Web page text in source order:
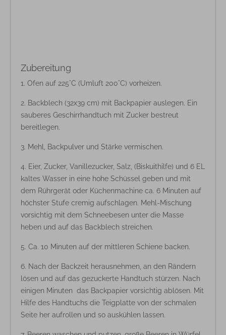
Zubereitung
Ofen auf 225°C (Umluft 200°C) vorheizen.
Backblech (32x39 cm) mit Backpapier auslegen. Ein
sauberes Geschirrhandtuch mit Zucker bestreut
bereitlegen.
Mehl, Backpulver und Stärke vermischen.
Eier, Zucker, Vanillezucker, Salz, (Biskuithilfe) und 6 EL
kaltes Wasser in eine hohe Schüssel geben und mit
dem Rührgerät oder Küchenmachine ca. 6 Minuten auf
höchster Stufe cremig aufschlagen. Mehl-Mischung
vorsichtig mit dem Schneebesen unter die Masse
heben und auf das Backblech streichen.
Ca. 10 Minuten auf der mittleren Schiene backen.
Nach der Backzeit herausnehmen, an den Rändern
lösen und auf das gezuckerte Handtuch stürzen. Nach
einigen Minuten das Backpapier vorsichtig ablösen. Mit
Hilfe des Handtuchs die Teigplatte von der schmalen
Seite her aufrollen und so auskühlen lassen.